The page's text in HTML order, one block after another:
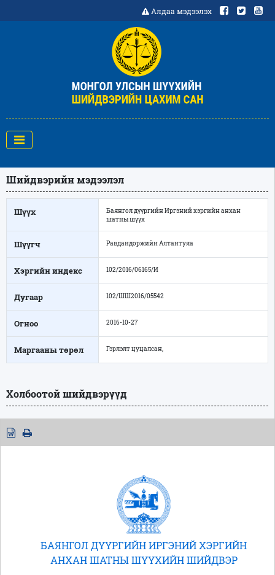
Алдаа мэдээлэх
Шийдвэрийн мэдээлэл
Шүүх
Баянгол дүүргийн Иргэний хэргийн анхан
шатны шүүх
Шүүгч Равдандоржийн Алтантуяа
Хэргийн индекс 102/2016/06165/И
Дугаар 102/ШШ2016/05542
Огноо 2016-10-27
Маргааны төрөл Гэрлэлт цуцалсан,
Холбоотой шийдвэрүүд
БАЯНГОЛ ДҮҮРГИЙН ИРГЭНИЙ ХЭРГИЙН
АНХАН ШАТНЫ ШҮҮХИЙН ШИЙДВЭР